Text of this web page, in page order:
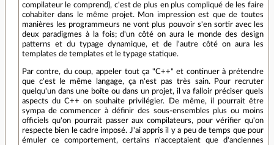
compilateur le comprend), c'est de plus en plus compliqué de les faire
cohabiter dans le même projet. Mon impression est que de toutes
manières les programmeurs ne vont plus pouvoir s'en sortir avec les
deux paradigmes à la fois; d'un côté on aura le monde des design
patterns et du typage dynamique, et de l'autre côté on aura les
templates de templates et le typage statique.
Par contre, du coup, appeler tout ça "C++" et continuer à prétendre
que c'est le même langage, ça n'est pas très sain. Pour recruter
quelqu'un dans une boîte ou dans un projet, il va falloir préciser quels
aspects du C++ on souhaite privilégier. De même, il pourrait être
sympa de commencer à définir des sous-ensembles plus ou moins
officiels qu'on pourrait passer aux compilateurs, pour vérifier qu'on
respecte bien le cadre imposé. J'ai appris il y a peu de temps que pour
émuler ce comportement, certains n'acceptaient que d'anciennes